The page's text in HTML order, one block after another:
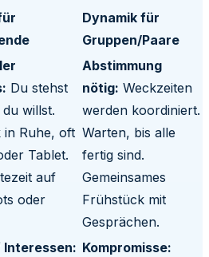
Dynamik für
Gruppen/Paare
Du stehst
willst.
in Ruhe, oft
Tablet.
auf
oder
Abstimmung
nötig: Weckzeiten
werden koordiniert.
Warten, bis alle
fertig sind.
Gemeinsames
Frühstück mit
Gesprächen.
Interessen: Kompromisse: